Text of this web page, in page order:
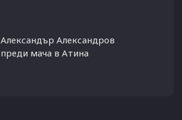
Александър Александров
преди мача в Атина